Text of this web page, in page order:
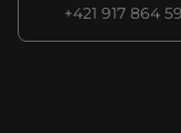
+421 917 864